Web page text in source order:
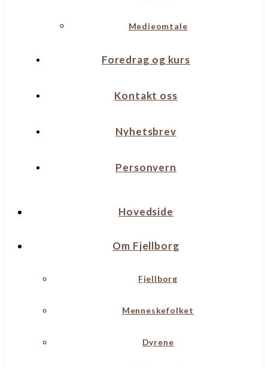
Medieomtale
Foredrag og kurs
Kontakt oss
Nyhetsbrev
Personvern
Hovedside
Om Fjellborg
Fjellborg
Menneskefolket
Dyrene